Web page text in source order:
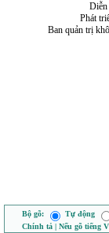
Diễn
Phát
Ban quản trị
Bộ gõ: Tự động
Chính tả | Nếu gõ tiếng